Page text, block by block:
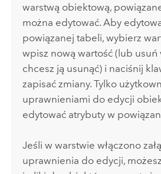
warstwą obiektową,
można edytować. Aby
powiązanej tabeli, wybierz
wpisz nową wartość (lub usuń
chcesz ją usunąć) i naciśnij
zapisać zmiany. Tylko
uprawnieniami do edycji
edytować atrybuty w
Jeśli w warstwie włączono
uprawnienia do edycji,